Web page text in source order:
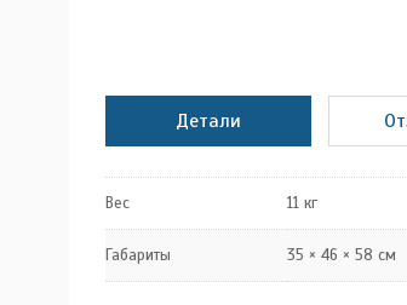
Детали
Вес 11 кг
Габариты 35 × 46 × 58 см